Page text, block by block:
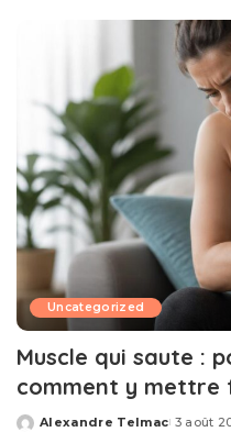
Uncategorized
Muscle qui saute :
comment y mettre
Alexandre Telmac 3 août